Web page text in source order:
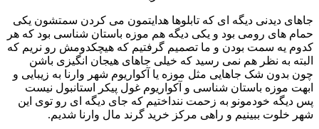
جاهای دیدنی دیگه ای که تابلوها هدایتمون می کردن سمتشون یکی
حمام های رومی بود و یکی دیگه هم موزه باستان شناسی ‏بود که هر
کدوم یه سمت بودن و ما تصمیم گرفتیم که هیچکدومش رو نریم که
البته به نظر هم نمی رسید که خیلی جاهای ‏هیجان انگیزی باشن
چون بدون شک جاهایی مثل موزه یا آکواریوم شهر وارنا به زیبایی و
ابهت موزه باستان شناسی و ‏آکواریوم غول پیکر استانبول نیست
پس دیگه خودمونو به زحمت ننداختیم که جای دیگه ای رو توی این
شهر خلوت ببینیم و ‏راهی مرکز خرید گرند مال وارنا شدیم.